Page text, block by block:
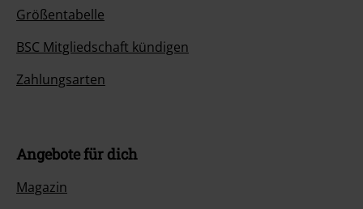
Größentabelle
BSC Mitgliedschaft kündigen
Zahlungsarten
Angebote für dich
Magazin